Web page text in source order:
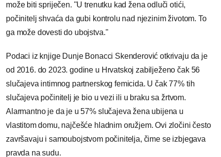
može biti spriječen. "U trenutku kad žena odluči otići,
počinitelj shvaća da gubi kontrolu nad njezinim životom. To
ga može dovesti do ubojstva."
Podaci iz knjige Dunje Bonacci Skenderović otkrivaju da je
od 2016. do 2023. godine u Hrvatskoj zabilježeno čak 56
slučajeva intimnog partnerskog femicida. U čak 77% tih
slučajeva počinitelj je bio u vezi ili u braku sa žrtvom.
Alarmantno je da je u 57% slučajeva žena ubijena u
vlastitom domu, najčešće hladnim oružjem. Ovi zločini često
završavaju i samoubojstvom počinitelja, čime se izbjegava
pravda na sudu.